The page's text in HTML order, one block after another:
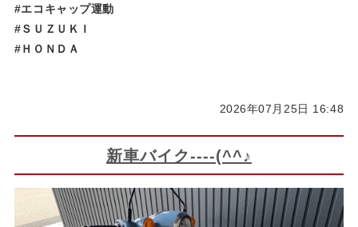
#エコキャップ運動
#ＳＵＺＵＫＩ
#ＨＯＮＤＡ
2026年07月25日 16:48
新車バイク----(^^♪